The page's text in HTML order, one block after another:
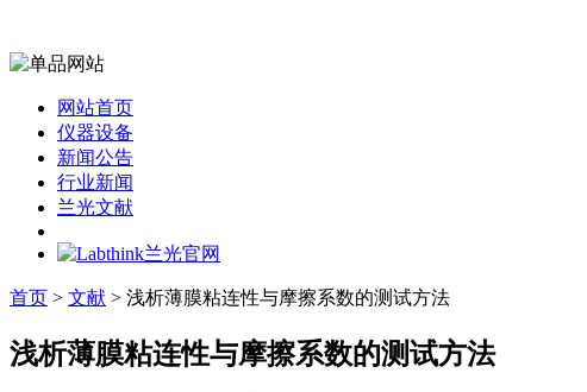
网站首页
仪器设备
新闻公告
行业新闻
兰光文献
首页 > 文献 > 浅析薄膜粘连性与摩擦系数的测试方法
浅析薄膜粘连性与摩擦系数的测试方法